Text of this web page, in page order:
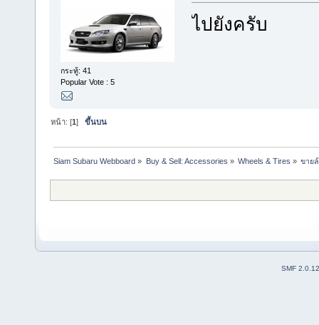
กระทู้: 41
Popular Vote : 5
ไปยังครับ
หน้า: [1]ขึ้นบน
Siam Subaru Webboard » Buy & Sell: Accessories » Wheels & Tires » ขาย
SMF 2.0.12